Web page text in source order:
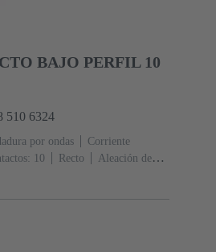
BAJO PERFIL 10
510 6324
por ondas
Corriente
10 Recto
Aleación de